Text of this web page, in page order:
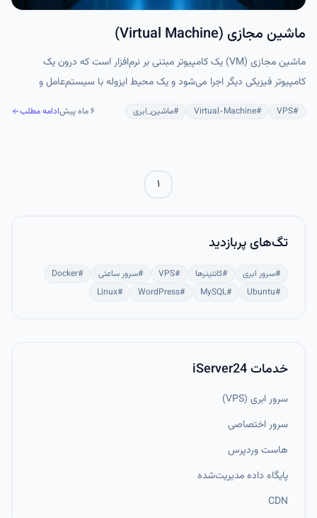
ماشین مجازی (Virtual Machine)
ماشین مجازی (VM) یک کامپیوتر مبتنی بر نرم‌افزار است که درون یک
کامپیوتر فیزیکی دیگر اجرا می‌شود و یک محیط ایزوله با سیستم‌عامل و
#
VPS
#
Virtual-Machine
#ماشین_ابری ۶ ماه پیش ادامه مطلب
۱
تگ‌های پربازدید
#سرور ابری #کانتینرها #
VPS
#سرور ساعتی #
Docker
#
Ubuntu
#
MySQL
#
WordPress
#
Linux
خدمات iServer24
سرور ابری (VPS)
سرور اختصاصی
هاست وردپرس
پایگاه داده مدیریت‌شده
CDN